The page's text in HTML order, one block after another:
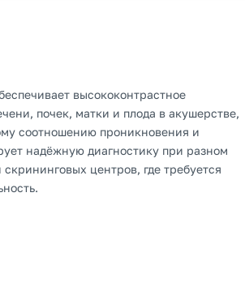
высококонтрастное
почек, матки и плода в акушерстве,
соотношению проникновения и
надёжную диагностику при разном
центров, где требуется